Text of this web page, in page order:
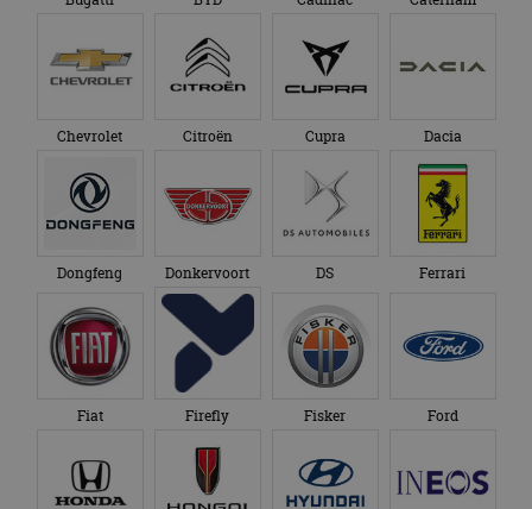
Chevrolet Citroën Cupra Dacia
Dongfeng Donkervoort DS Ferrari
Fiat Firefly Fisker Ford